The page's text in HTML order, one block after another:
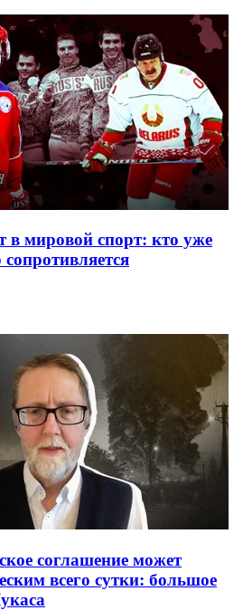
в мировой спорт: кто уже
соглашение может
всего сутки: большое